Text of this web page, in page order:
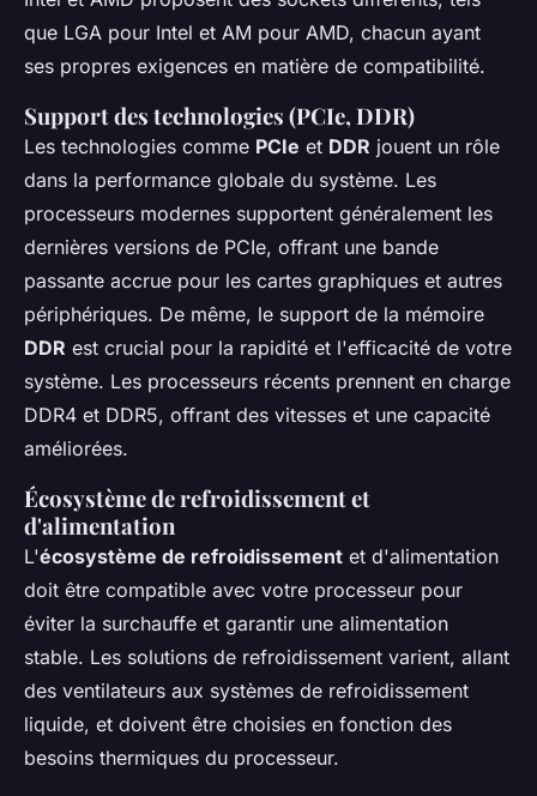
que LGA pour Intel et AM pour AMD, chacun ayant
ses propres exigences en matière de compatibilité.
Support des technologies (PCIe, DDR)
Les technologies comme PCIe et DDR jouent un rôle
dans la performance globale du système. Les
processeurs modernes supportent généralement les
dernières versions de PCIe, offrant une bande
passante accrue pour les cartes graphiques et autres
périphériques. De même, le support de la mémoire
DDR est crucial pour la rapidité et l'efficacité de votre
système. Les processeurs récents prennent en charge
DDR4 et DDR5, offrant des vitesses et une capacité
améliorées.
Écosystème de refroidissement et
d'alimentation
L'écosystème de refroidissement et d'alimentation
doit être compatible avec votre processeur pour
éviter la surchauffe et garantir une alimentation
stable. Les solutions de refroidissement varient, allant
des ventilateurs aux systèmes de refroidissement
liquide, et doivent être choisies en fonction des
besoins thermiques du processeur.